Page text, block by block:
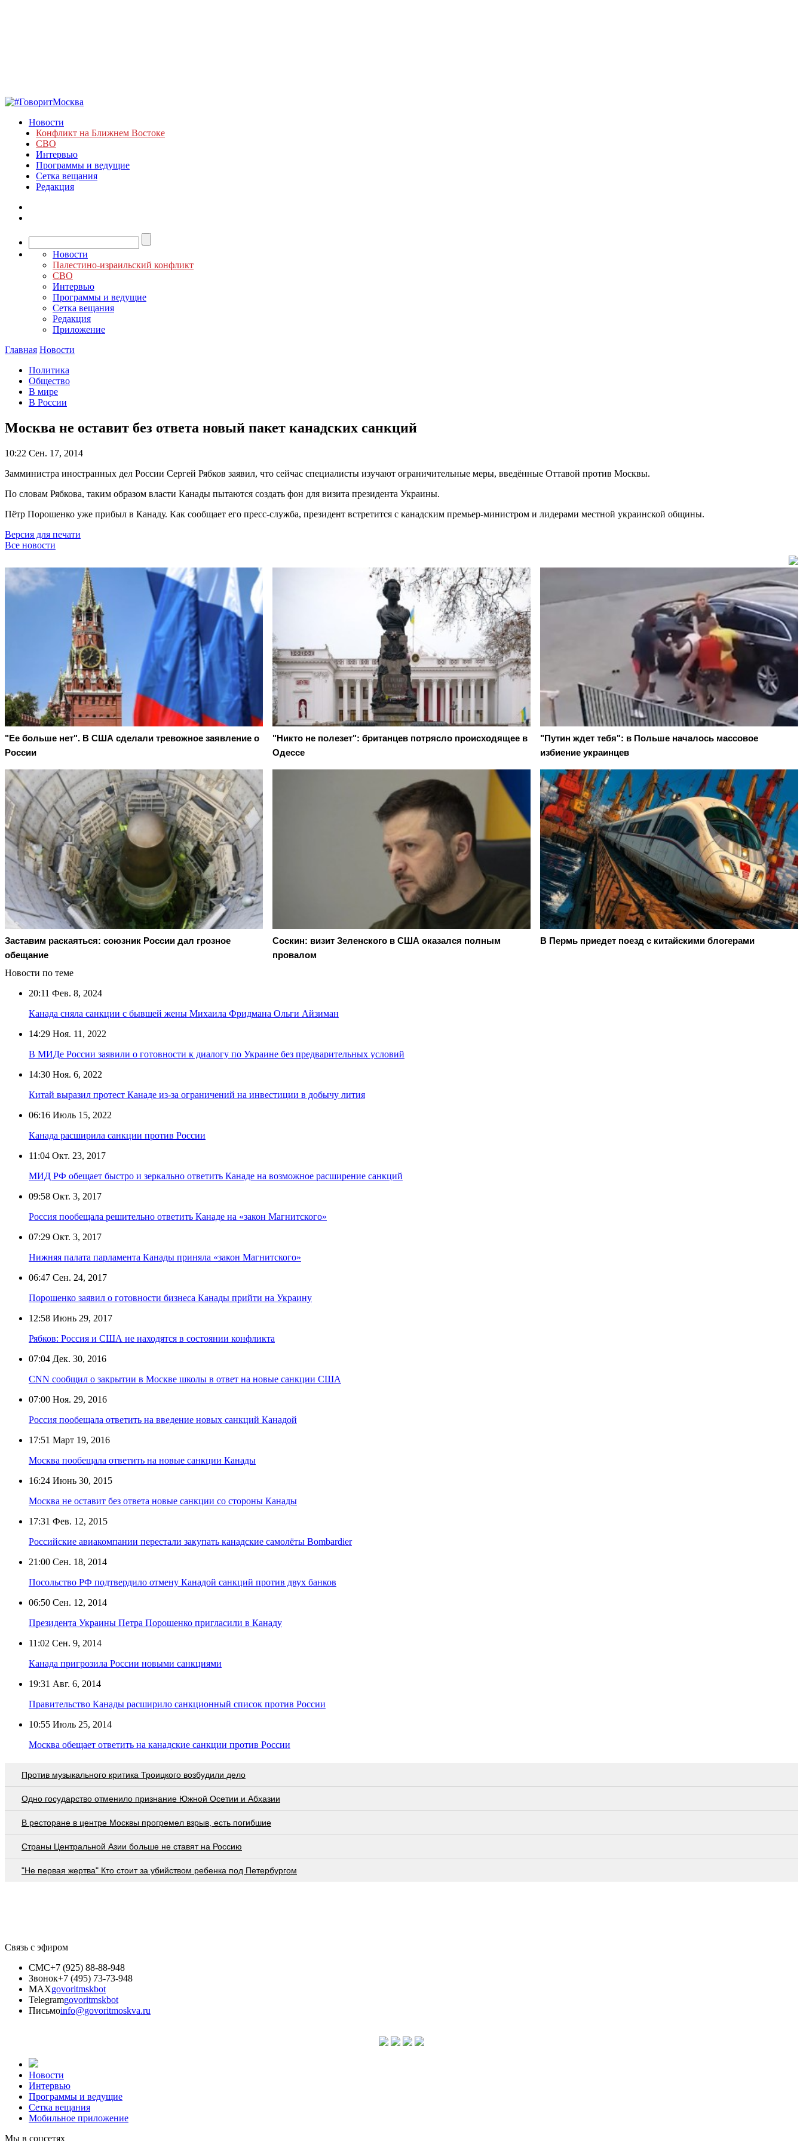
Новости
Конфликт на Ближнем Востоке
СВО
Интервью
Программы и ведущие
Сетка вещания
Редакция
Новости
Палестино-израильский конфликт
СВО
Интервью
Программы и ведущие
Сетка вещания
Редакция
Приложение
Главная Новости
Политика
Общество
В мире
В России
Москва не оставит без ответа новый пакет канадских санкций
10:22 Сен. 17, 2014
Замминистра иностранных дел России Сергей Рябков заявил, что сейчас специалисты изучают ограничительные меры, введённые Оттавой против Москвы.
По словам Рябкова, таким образом власти Канады пытаются создать фон для визита президента Украины.
Пётр Порошенко уже прибыл в Канаду. Как сообщает его пресс-служба, президент встретится с канадским премьер-министром и лидерами местной украинской общины.
Версия для печати
Все новости
"Ее больше нет". В США сделали тревожное заявление о
России
"Никто не полезет": британцев потрясло происходящее в
Одессе
"Путин ждет тебя": в Польше началось массовое
избиение украинцев
Заставим раскаяться: союзник России дал грозное
обещание
Соскин: визит Зеленского в США оказался полным
провалом
В Пермь приедет поезд с китайскими блогерами
Новости по теме
20:11 Фев. 8, 2024
Канада сняла санкции с бывшей жены Михаила Фридмана Ольги Айзиман
14:29 Ноя. 11, 2022
В МИДе России заявили о готовности к диалогу по Украине без предварительных условий
14:30 Ноя. 6, 2022
Китай выразил протест Канаде из-за ограничений на инвестиции в добычу лития
06:16 Июль 15, 2022
Канада расширила санкции против России
11:04 Окт. 23, 2017
МИД РФ обещает быстро и зеркально ответить Канаде на возможное расширение санкций
09:58 Окт. 3, 2017
Россия пообещала решительно ответить Канаде на «закон Магнитского»
07:29 Окт. 3, 2017
Нижняя палата парламента Канады приняла «закон Магнитского»
06:47 Сен. 24, 2017
Порошенко заявил о готовности бизнеса Канады прийти на Украину
12:58 Июнь 29, 2017
Рябков: Россия и США не находятся в состоянии конфликта
07:04 Дек. 30, 2016
CNN сообщил о закрытии в Москве школы в ответ на новые санкции США
07:00 Ноя. 29, 2016
Россия пообещала ответить на введение новых санкций Канадой
17:51 Март 19, 2016
Москва пообещала ответить на новые санкции Канады
16:24 Июнь 30, 2015
Москва не оставит без ответа новые санкции со стороны Канады
17:31 Фев. 12, 2015
Российские авиакомпании перестали закупать канадские самолёты Bombardier
21:00 Сен. 18, 2014
Посольство РФ подтвердило отмену Канадой санкций против двух банков
06:50 Сен. 12, 2014
Президента Украины Петра Порошенко пригласили в Канаду
11:02 Сен. 9, 2014
Канада пригрозила России новыми санкциями
19:31 Авг. 6, 2014
Правительство Канады расширило санкционный список против России
10:55 Июль 25, 2014
Москва обещает ответить на канадские санкции против России
Против музыкального критика Троицкого возбудили дело
Одно государство отменило признание Южной Осетии и Абхазии
В ресторане в центре Москвы прогремел взрыв, есть погибшие
Страны Центральной Азии больше не ставят на Россию
"Не первая жертва" Кто стоит за убийством ребенка под Петербургом
Связь с эфиром
СМС+7 (925) 88-88-948
Звонок+7 (495) 73-73-948
MAXgovoritmskbot
Telegramgovoritmskbot
Письмоinfo@govoritmoskva.ru
Новости
Интервью
Программы и ведущие
Сетка вещания
Мобильное приложение
Мы в соцсетях